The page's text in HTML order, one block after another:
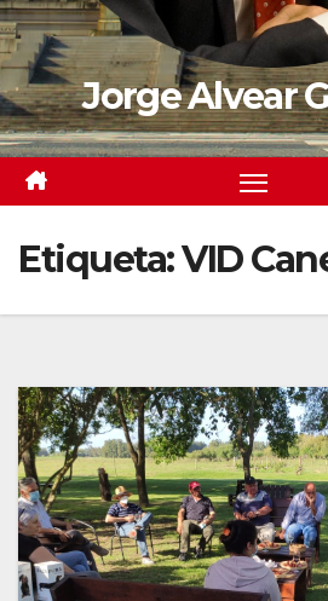
Jorge Alvear
Etiqueta:VID